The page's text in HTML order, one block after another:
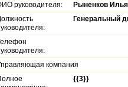
руководителя:
Рыненков
Генеральный
компания
{{3}}